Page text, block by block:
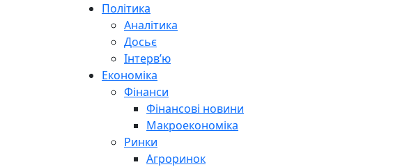
Політика
Аналітика
Досьє
Інтерв’ю
Економіка
Фінанси
Фінансові новини
Макроекономіка
Ринки
Агроринок